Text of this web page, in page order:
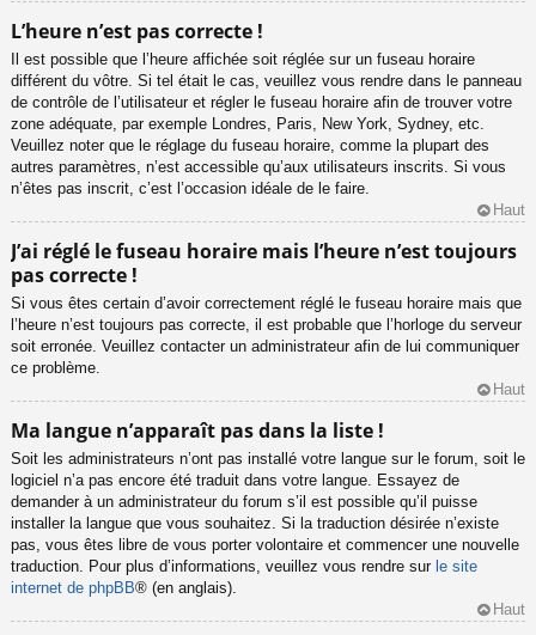
L’heure n’est pas correcte !
Il est possible que l’heure affichée soit réglée sur un fuseau horaire
différent du vôtre. Si tel était le cas, veuillez vous rendre dans le panneau
de contrôle de l’utilisateur et régler le fuseau horaire afin de trouver votre
zone adéquate, par exemple Londres, Paris, New York, Sydney, etc.
Veuillez noter que le réglage du fuseau horaire, comme la plupart des
autres paramètres, n’est accessible qu’aux utilisateurs inscrits. Si vous
n’êtes pas inscrit, c’est l’occasion idéale de le faire.
Haut
J’ai réglé le fuseau horaire mais l’heure n’est toujours
pas correcte !
Si vous êtes certain d’avoir correctement réglé le fuseau horaire mais que
l’heure n’est toujours pas correcte, il est probable que l’horloge du serveur
soit erronée. Veuillez contacter un administrateur afin de lui communiquer
ce problème.
Haut
Ma langue n’apparaît pas dans la liste !
Soit les administrateurs n’ont pas installé votre langue sur le forum, soit le
logiciel n’a pas encore été traduit dans votre langue. Essayez de
demander à un administrateur du forum s’il est possible qu’il puisse
installer la langue que vous souhaitez. Si la traduction désirée n’existe
pas, vous êtes libre de vous porter volontaire et commencer une nouvelle
traduction. Pour plus d’informations, veuillez vous rendre sur le site
internet de phpBB® (en anglais).
Haut